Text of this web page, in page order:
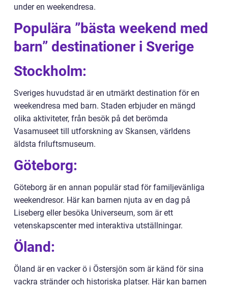
under en weekendresa.
Populära ”bästa weekend med
barn” destinationer i Sverige
Stockholm:
Sveriges huvudstad är en utmärkt destination för en
weekendresa med barn. Staden erbjuder en mängd
olika aktiviteter, från besök på det berömda
Vasamuseet till utforskning av Skansen, världens
äldsta friluftsmuseum.
Göteborg:
Göteborg är en annan populär stad för familjevänliga
weekendresor. Här kan barnen njuta av en dag på
Liseberg eller besöka Universeum, som är ett
vetenskapscenter med interaktiva utställningar.
Öland:
Öland är en vacker ö i Östersjön som är känd för sina
vackra stränder och historiska platser. Här kan barnen